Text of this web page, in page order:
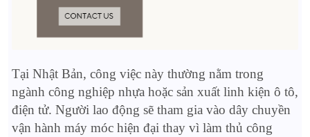
Tại Nhật Bản, công việc này thường nằm trong
ngành công nghiệp nhựa hoặc sản xuất linh kiện ô tô,
điện tử. Người lao động sẽ tham gia vào dây chuyền
vận hành máy móc hiện đại thay vì làm thủ công